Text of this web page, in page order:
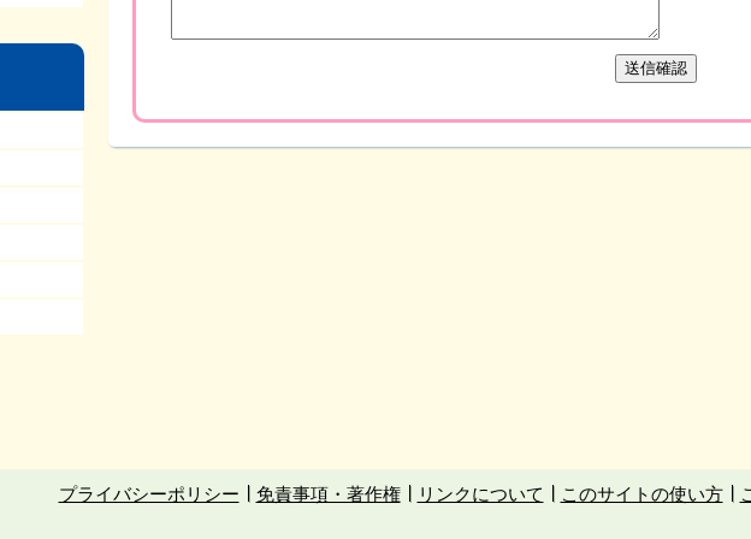
プライバシーポリシー 免責事項・著作権 リンクについて このサイトの使い方